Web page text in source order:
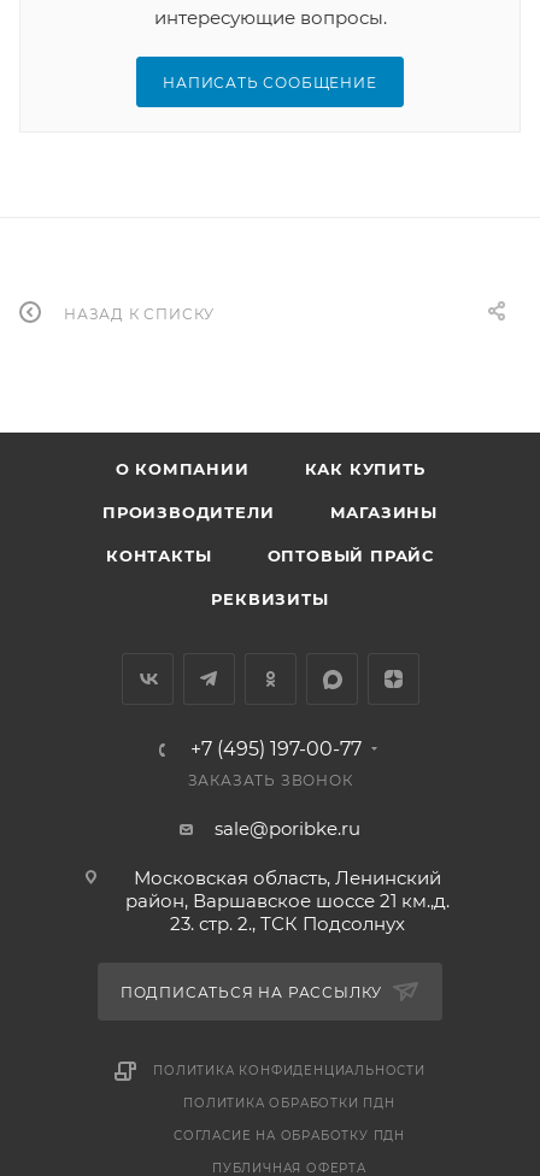
интересующие вопросы.
НАПИСАТЬ СООБЩЕНИЕ
НАЗАД К СПИСКУ
О КОМПАНИИ КАК КУПИТЬ
ПРОИЗВОДИТЕЛИ МАГАЗИНЫ
КОНТАКТЫ ОПТОВЫЙ ПРАЙС
РЕКВИЗИТЫ
+7 (495) 197-00-77
ЗАКАЗАТЬ ЗВОНОК
sale@poribke.ru
Московская область, Ленинский
район, Варшавское шоссе 21 км.,д.
23. стр. 2., ТСК Подсолнух
ПОДПИСАТЬСЯ НА РАССЫЛКУ
ПОЛИТИКА КОНФИДЕНЦИАЛЬНОСТИ
ПОЛИТИКА ОБРАБОТКИ ПДН
СОГЛАСИЕ НА ОБРАБОТКУ ПДН
ПУБЛИЧНАЯ ОФЕРТА